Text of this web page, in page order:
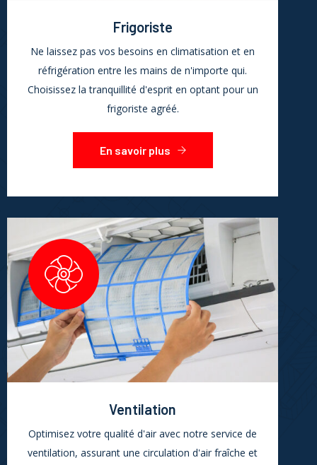
Frigoriste
Ne laissez pas vos besoins en climatisation et en
réfrigération entre les mains de n'importe qui.
Choisissez la tranquillité d'esprit en optant pour un
frigoriste agréé.
En savoir plus
Ventilation
Optimisez votre qualité d'air avec notre service de
ventilation, assurant une circulation d'air fraîche et